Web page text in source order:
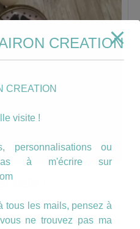
belle !
€
CREATION
CREATION
visite !
personnalisations ou
à m'écrire sur
tous les mails, pensez à
ne trouvez pas ma